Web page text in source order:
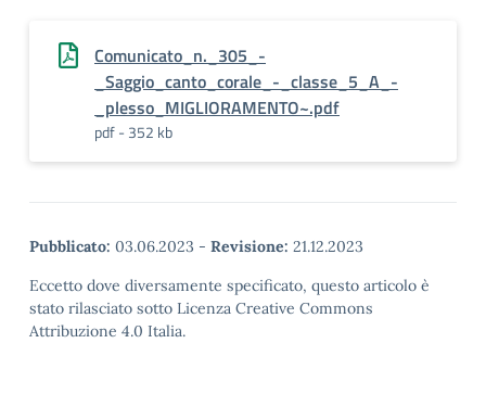
Comunicato_n._305_-
_Saggio_canto_corale_-_classe_5_A_-
_plesso_MIGLIORAMENTO~.pdf
pdf - 352 kb
Pubblicato: 03.06.2023 - Revisione: 21.12.2023
Eccetto dove diversamente specificato, questo articolo è
stato rilasciato sotto Licenza Creative Commons
Attribuzione 4.0 Italia.